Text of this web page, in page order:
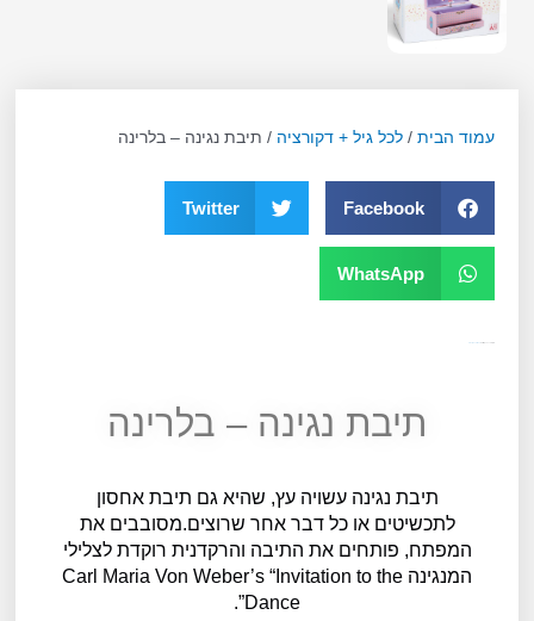
עמוד הבית /לכל גיל + דקורציה / תיבת נגינה – בלרינה
Facebook
Twitter
WhatsApp
תיבת נגינה – בלרינה
תיבת נגינה עשויה עץ, שהיא גם תיבת אחסון
לתכשיטים או כל דבר אחר שרוצים.מסובבים את
המפתח, פותחים את התיבה והרקדנית רוקדת לצלילי
המנגינה Carl Maria Von Weber’s “Invitation to the
Dance”.